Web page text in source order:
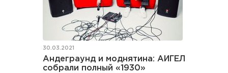
30.03.2021
Андеграунд и моднятина: АИГЕЛ
собрали полный «1930»